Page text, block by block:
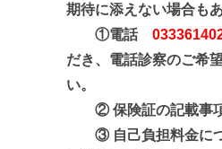
期待に添えない場合もあ
①電話
だき、電話診察のご希
い。
② 保険証の記載事項
③ 自己負担料金につ